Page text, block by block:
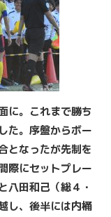
に。これまで勝ち
た。序盤からボー
となったが先制を
際にセットプレー
八田和己（総４・
し、後半には内桶